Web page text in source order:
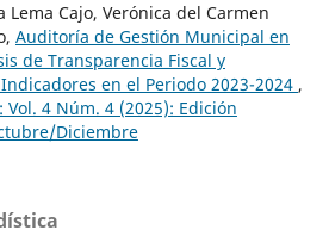
Lema Cajo, Verónica del Carmen
Auditoría de Gestión Municipal en
de Transparencia Fiscal y
en el Periodo 2023-2024 ,
Vol. 4 Núm. 4 (2025): Edición
Diciembre